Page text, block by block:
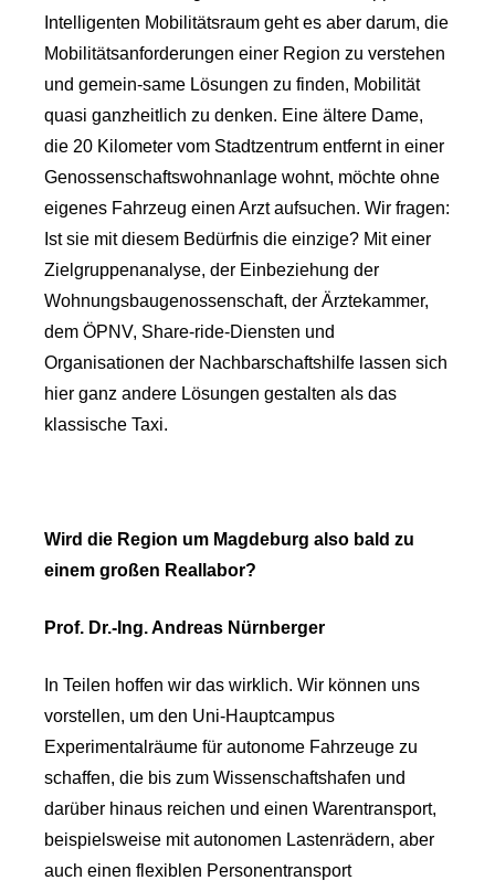
Intelligenten Mobilitätsraum geht es aber darum, die
Mobilitätsanforderungen einer Region zu verstehen
und gemein-same Lösungen zu finden, Mobilität
quasi ganzheitlich zu denken. Eine ältere Dame,
die 20 Kilometer vom Stadtzentrum entfernt in einer
Genossenschaftswohnanlage wohnt, möchte ohne
eigenes Fahrzeug einen Arzt aufsuchen. Wir fragen:
Ist sie mit diesem Bedürfnis die einzige? Mit einer
Zielgruppenanalyse, der Einbeziehung der
Wohnungsbaugenossenschaft, der Ärztekammer,
dem ÖPNV, Share-ride-Diensten und
Organisationen der Nachbarschaftshilfe lassen sich
hier ganz andere Lösungen gestalten als das
klassische Taxi.
Wird die Region um Magdeburg also bald zu
einem großen Reallabor?
Prof. Dr.-Ing. Andreas Nürnberger
In Teilen hoffen wir das wirklich. Wir können uns
vorstellen, um den Uni-Hauptcampus
Experimentalräume für autonome Fahrzeuge zu
schaffen, die bis zum Wissenschaftshafen und
darüber hinaus reichen und einen Warentransport,
beispielsweise mit autonomen Lastenrädern, aber
auch einen flexiblen Personentransport